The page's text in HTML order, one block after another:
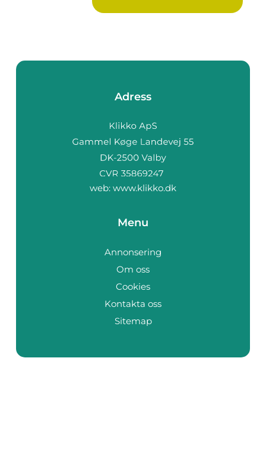
Adress
web: www.klikko.dk
Menu
Annonsering
Om oss
Cookies
Kontakta oss
Sitemap